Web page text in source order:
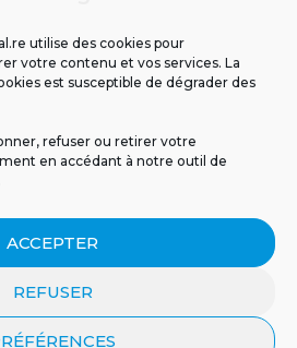
utilise des cookies pour
votre contenu et vos services. La
est susceptible de dégrader des
refuser ou retirer votre
en accédant à notre outil de
ACCEPTER
REFUSER
BLOG
POLITIQUE DE CONFIDENTIALITÉ